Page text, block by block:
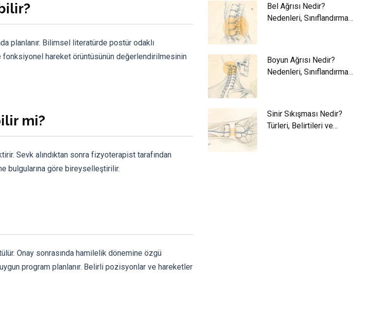
planlanır. Bilimsel literatürde postür odaklı
hareket örüntüsünün değerlendirilmesinin
mi?
Sevk alındıktan sonra fizyoterapist tarafından
bulgularına göre bireyselleştirilir.
Onay sonrasında hamilelik dönemine özgü
program planlanır. Belirli pozisyonlar ve hareketler
Bel Ağrısı Nedir?
Nedenleri, Sınıflandırması
Boyun Ağrısı Nedir?
Nedenleri, Sınıflandırma
Sinir Sıkışması Nedir?
Türleri, Belirtileri ve